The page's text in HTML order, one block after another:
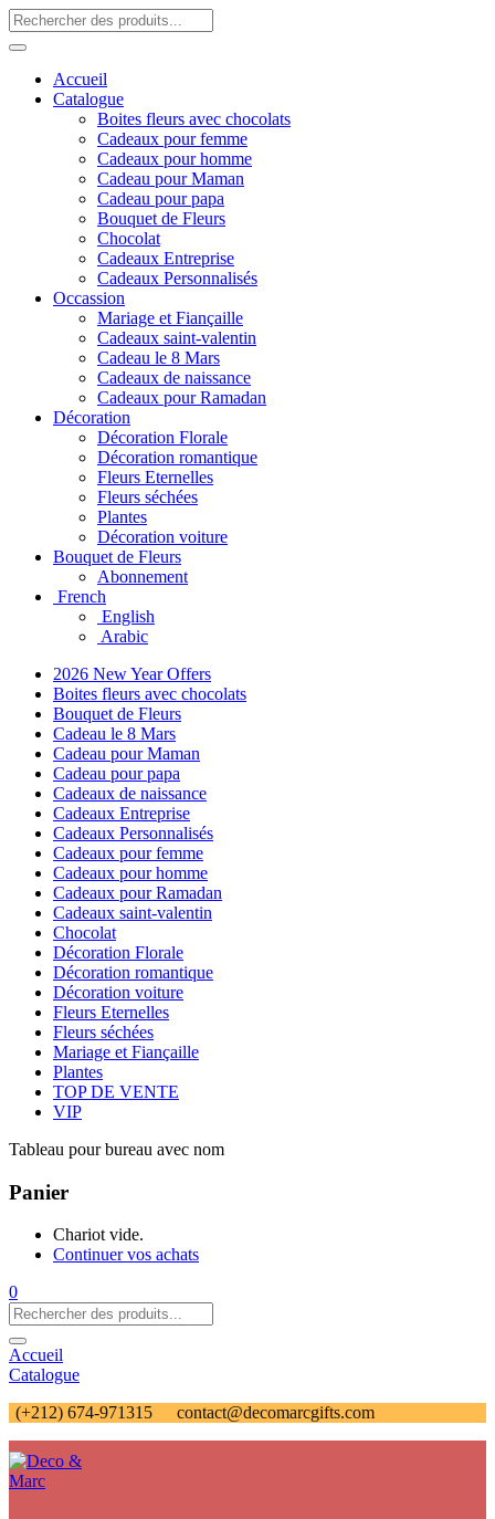
Accueil
Catalogue
Boites fleurs avec chocolats
Cadeaux pour femme
Cadeaux pour homme
Cadeau pour Maman
Cadeau pour papa
Bouquet de Fleurs
Chocolat
Cadeaux Entreprise
Cadeaux Personnalisés
Occassion
Mariage et Fiançaille
Cadeaux saint-valentin
Cadeau le 8 Mars
Cadeaux de naissance
Cadeaux pour Ramadan
Décoration
Décoration Florale
Décoration romantique
Fleurs Eternelles
Fleurs séchées
Plantes
Décoration voiture
Bouquet de Fleurs
Abonnement
French
English
Arabic
2026 New Year Offers
Boites fleurs avec chocolats
Bouquet de Fleurs
Cadeau le 8 Mars
Cadeau pour Maman
Cadeau pour papa
Cadeaux de naissance
Cadeaux Entreprise
Cadeaux Personnalisés
Cadeaux pour femme
Cadeaux pour homme
Cadeaux pour Ramadan
Cadeaux saint-valentin
Chocolat
Décoration Florale
Décoration romantique
Décoration voiture
Fleurs Eternelles
Fleurs séchées
Mariage et Fiançaille
Plantes
TOP DE VENTE
VIP
Tableau pour bureau avec nom
Panier
Chariot vide.
Continuer vos achats
0
Accueil
Catalogue
(+212) 674-971315
contact@decomarcgifts.com